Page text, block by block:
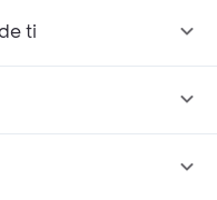
ti